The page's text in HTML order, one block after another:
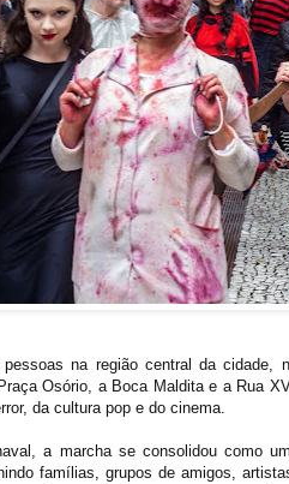
na região central da cidade,
Osório, a Boca Maldita e a Rua
da cultura pop e do cinema.
a marcha se consolidou como
famílias, grupos de amigos,